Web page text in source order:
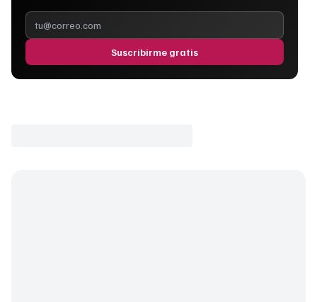
Suscribirme gratis